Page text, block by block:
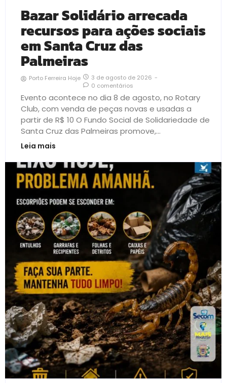
Bazar Solidário arrecada
recursos para ações sociais
em Santa Cruz das
Palmeiras
Porto Ferreira Hoje 3 de agosto de 2026 -
0 comentários
Evento acontece no dia 8 de agosto, no Rotary
Club, com venda de peças novas e usadas a
partir de R$ 10 O Fundo Social de Solidariedade de
Santa Cruz das Palmeiras promove,...
Leia mais